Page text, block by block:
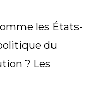
les États-
du
? Les